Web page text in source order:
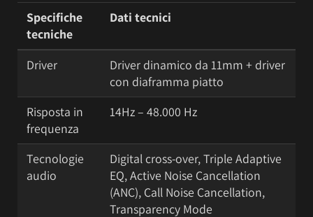
Specifiche
tecniche
Dati tecnici
Driver
Driver dinamico da 11mm + driver
con diaframma piatto
Risposta in
frequenza
14Hz – 48.000 Hz
Tecnologie
audio
Digital cross-over, Triple Adaptive
EQ, Active Noise Cancellation
(ANC), Call Noise Cancellation,
Transparency Mode